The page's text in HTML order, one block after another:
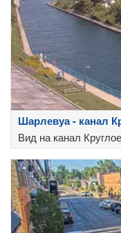
Шарлевуа - канал
Вид на канал